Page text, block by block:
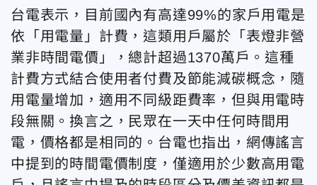
台電表示，目前國內有高達99%的家戶用電是
依「用電量」計費，這類用戶屬於「表燈非營
業非時間電價」，總計超過1370萬戶。這種
計費方式結合使用者付費及節能減碳概念，隨
用電量增加，適用不同級距費率，但與用電時
段無關。換言之，民眾在一天中任何時間用
電，價格都是相同的。台電也指出，網傳謠言
中提到的時間電價制度，僅適用於少數高用電